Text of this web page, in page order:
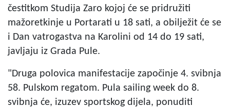
čestitkom Studija Zaro kojoj će se pridružiti
mažoretkinje u Portarati u 18 sati, a obilježit će se
i Dan vatrogastva na Karolini od 14 do 19 sati,
javljaju iz Grada Pule.
"Druga polovica manifestacije započinje 4. svibnja
58. Pulskom regatom. Pula sailing week do 8.
svibnja će, izuzev sportskog dijela, ponuditi